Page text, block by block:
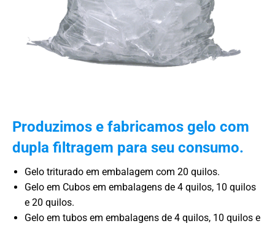
Produzimos e fabricamos gelo com
dupla filtragem para seu consumo.
Gelo triturado em embalagem com 20 quilos.
Gelo em Cubos em embalagens de 4 quilos, 10 quilos
e 20 quilos.
Gelo em tubos em embalagens de 4 quilos, 10 quilos e